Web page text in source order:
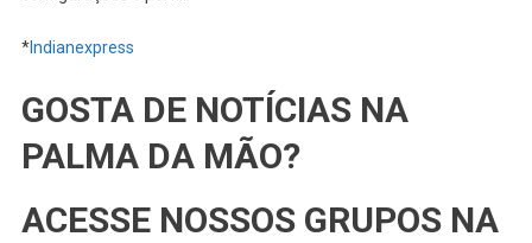
*Indianexpress
GOSTA DE NOTÍCIAS NA
PALMA DA MÃO?
ACESSE NOSSOS GRUPOS NA